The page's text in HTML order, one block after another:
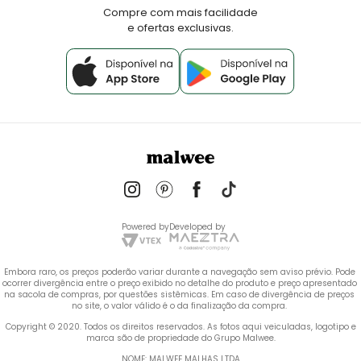
Compre com mais facilidade
e ofertas exclusivas.
Powered byDeveloped by
Embora raro, os preços poderão variar durante a navegação sem aviso prévio. Pode
ocorrer divergência entre o preço exibido no detalhe do produto e preço apresentado
na sacola de compras, por questões sistêmicas. Em caso de divergência de preços
no site, o valor válido é o da finalização da compra.
marca são de propriedade do Grupo Malwee.